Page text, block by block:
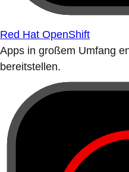
Red Hat OpenShift
Apps in großem Umfang
bereitstellen.